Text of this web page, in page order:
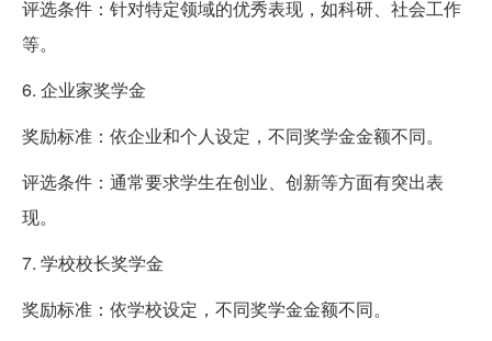
评选条件：针对特定领域的优秀表现，如科研、社会工作
等。
6. 企业家奖学金
奖励标准：依企业和个人设定，不同奖学金金额不同。
评选条件：通常要求学生在创业、创新等方面有突出表
现。
7. 学校校长奖学金
奖励标准：依学校设定，不同奖学金金额不同。